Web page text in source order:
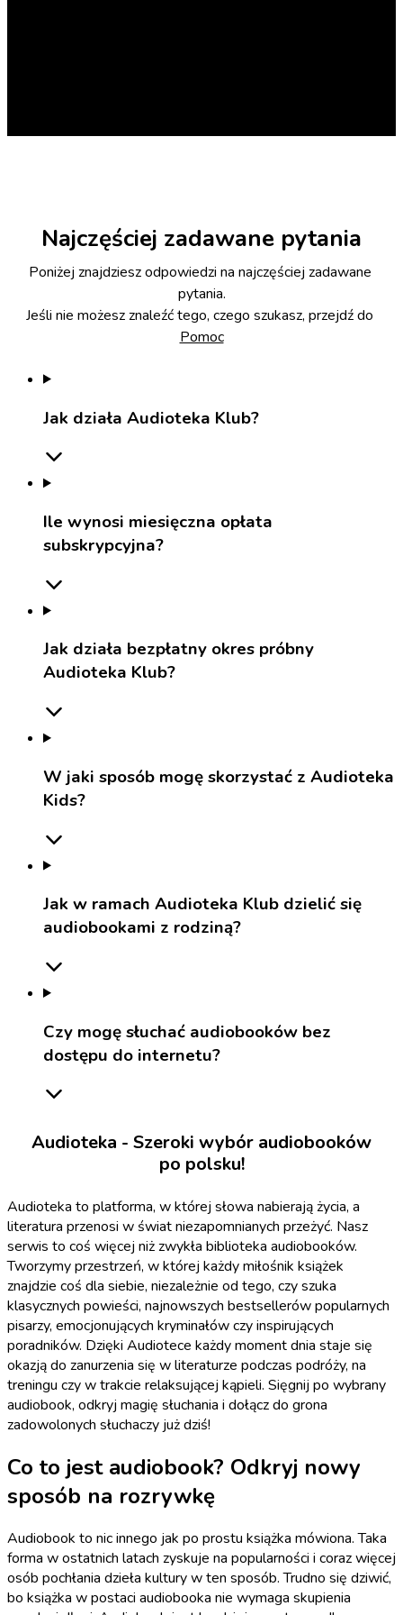
Najczęściej zadawane pytania
Poniżej znajdziesz odpowiedzi na najczęściej zadawane
pytania.
Pomoc
Jak działa Audioteka Klub?
Ile wynosi miesięczna opłata
subskrypcyjna?
Jak działa bezpłatny okres próbny
Audioteka Klub?
W jaki sposób mogę skorzystać z Audioteka
Kids?
Jak w ramach Audioteka Klub dzielić się
audiobookami z rodziną?
Czy mogę słuchać audiobooków bez
dostępu do internetu?
Audioteka - Szeroki wybór audiobooków
po polsku!
Audioteka to platforma, w której słowa nabierają życia, a
literatura przenosi w świat niezapomnianych przeżyć. Nasz
serwis to coś więcej niż zwykła biblioteka audiobooków.
Tworzymy przestrzeń, w której każdy miłośnik książek
znajdzie coś dla siebie, niezależnie od tego, czy szuka
klasycznych powieści, najnowszych bestsellerów popularnych
pisarzy, emocjonujących kryminałów czy inspirujących
poradników. Dzięki Audiotece każdy moment dnia staje się
okazją do zanurzenia się w literaturze podczas podróży, na
treningu czy w trakcie relaksującej kąpieli. Sięgnij po wybrany
audiobook, odkryj magię słuchania i dołącz do grona
zadowolonych słuchaczy już dziś!
Co to jest audiobook? Odkryj nowy
sposób na rozrywkę
Audiobook to nic innego jak po prostu książka mówiona. Taka
forma w ostatnich latach zyskuje na popularności i coraz więcej
osób pochłania dzieła kultury w ten sposób. Trudno się dziwić,
bo książka w postaci audiobooka nie wymaga skupienia